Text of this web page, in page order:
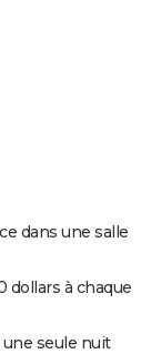
dans une salle
dollars à chaque
une seule nuit